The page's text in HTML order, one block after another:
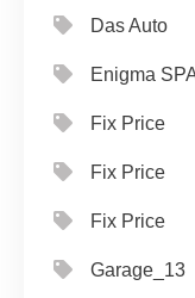
Das Auto
Enigma
Fix Price
Fix Price
Fix Price
Garage_13